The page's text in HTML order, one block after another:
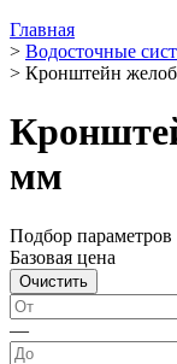
Главная
> Водосточные
> Кронштейн
мм
Подбор параметров
Базовая цена
—